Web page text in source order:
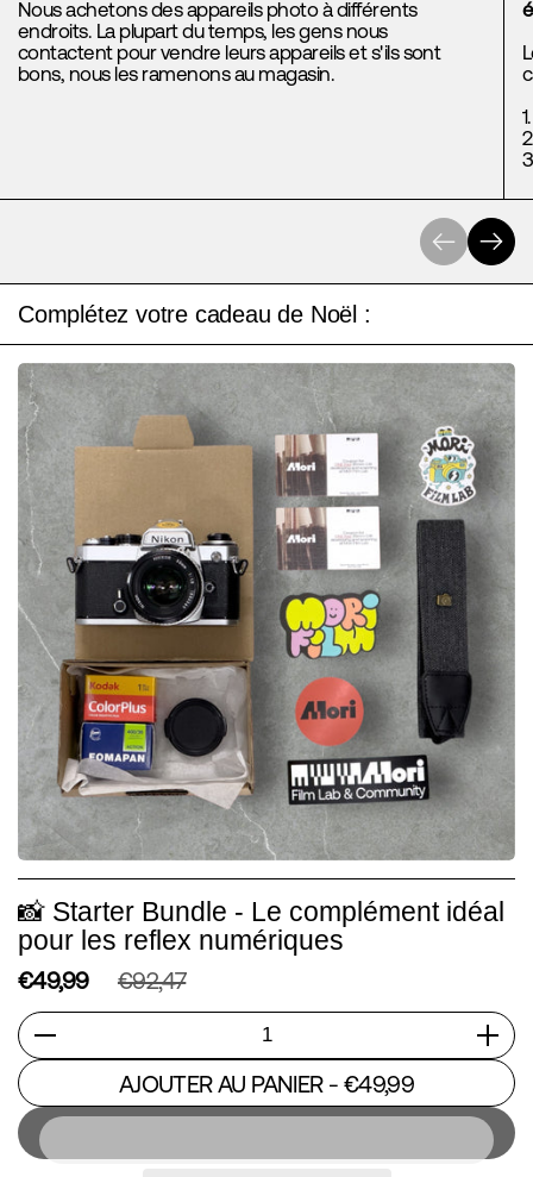
Nous achetons des appareils photo à différents
endroits. La plupart du temps, les gens nous
contactent pour vendre leurs appareils et s'ils sont
bons, nous les ramenons au magasin.
Précédent
Suivant
Complétez votre cadeau de Noël :
📸 Starter Bundle - Le complément idéal
pour les reflex numériques
€49,99 €92,47
Quantité
AJOUTER AU PANIER- €49,99